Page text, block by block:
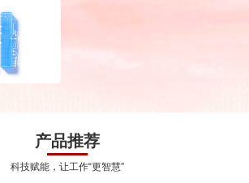
产品推荐
科技赋能，让工作“更智慧”